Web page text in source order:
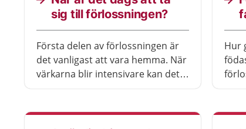
sig till förlossningen?
Första delen av förlossningen är
det vanligast att vara hemma. När
värkarna blir intensivare kan det
vet man när det är dags? Här får
Hur